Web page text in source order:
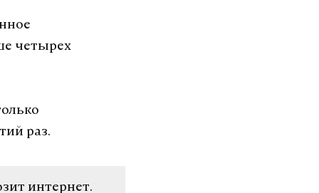
четырех
раз.
интернет.